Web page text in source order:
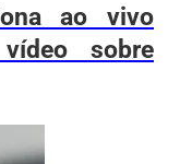
ao vivo
sobre